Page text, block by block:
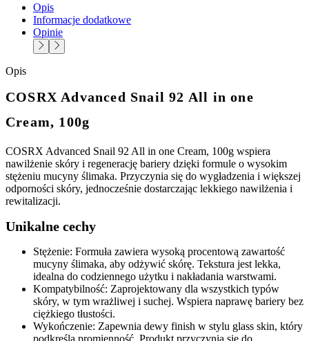
Opis
Informacje dodatkowe
Opinie
Opis
COSRX Advanced Snail 92 All in one
Cream, 100g
COSRX Advanced Snail 92 All in one Cream, 100g wspiera
nawilżenie skóry i regenerację bariery dzięki formule o wysokim
stężeniu mucyny ślimaka. Przyczynia się do wygładzenia i większej
odporności skóry, jednocześnie dostarczając lekkiego nawilżenia i
rewitalizacji.
Unikalne cechy
Stężenie: Formuła zawiera wysoką procentową zawartość
mucyny ślimaka, aby odżywić skórę. Tekstura jest lekka,
idealna do codziennego użytku i nakładania warstwami.
Kompatybilność: Zaprojektowany dla wszystkich typów
skóry, w tym wrażliwej i suchej. Wspiera naprawę bariery bez
ciężkiego tłustości.
Wykończenie: Zapewnia dewy finish w stylu glass skin, który
podkreśla promienność. Produkt przyczynia się do